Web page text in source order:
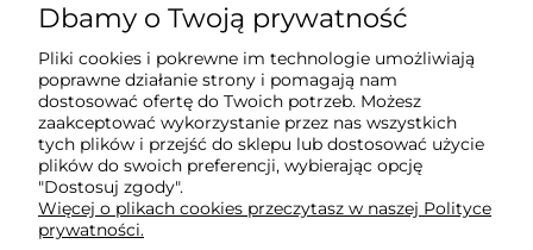
Moje konto
Płatności i dostawa
Informacje
O nas
Dbamy o Twoją prywatność
Pliki cookies i pokrewne im technologie umożliwiają
poprawne działanie strony i pomagają nam
dostosować ofertę do Twoich potrzeb. Możesz
zaakceptować wykorzystanie przez nas wszystkich
tych plików i przejść do sklepu lub dostosować użycie
plików do swoich preferencji, wybierając opcję
"Dostosuj zgody".
Więcej o plikach cookies przeczytasz w naszej Polityce
prywatności.